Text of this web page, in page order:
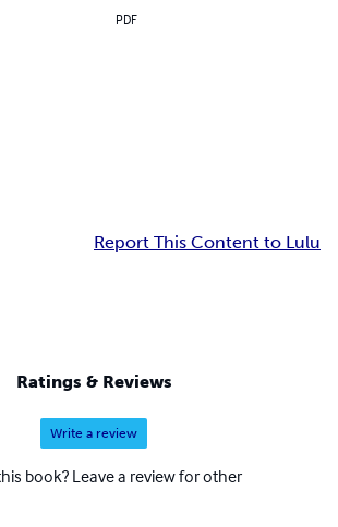
PDF
Report This Content to Lulu
Ratings & Reviews
Write a review
book? Leave a review for other